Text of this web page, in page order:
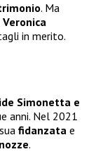
. Ma
in merito.
Simonetta e
anni. Nel 2021
fidanzata e
nozze.